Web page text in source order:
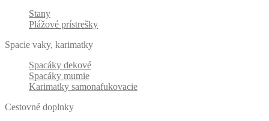
Stany
Plážové prístrešky
Spacie vaky, karimatky
Spacáky dekové
Spacáky mumie
Karimatky samonafukovacie
Cestovné doplnky